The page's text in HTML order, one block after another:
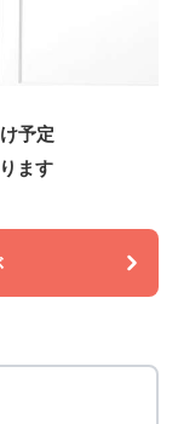
予定
ます